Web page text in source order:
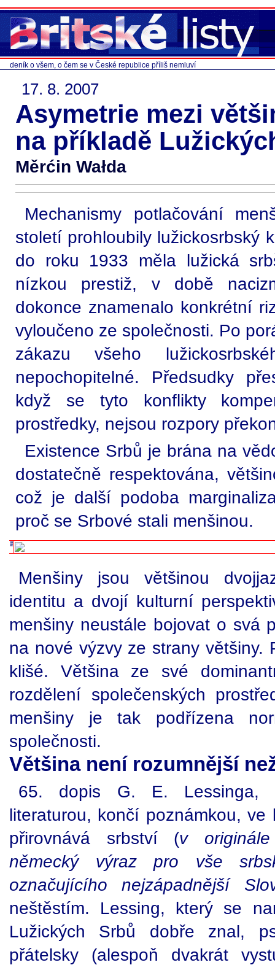
deník o všem, o čem se v České republice příliš nemluví
17. 8. 2007
Asymetrie mezi
na příkladě
Měrćin Wałda
Mechanismy potlačování
století prohloubily lužickosrbský
do roku 1933 měla lužická
nízkou prestiž, v době
dokonce znamenalo konkrétní
vyloučeno ze společnosti. Po
zákazu všeho
nepochopitelné. Předsudky
když se tyto konflikty
prostředky, nejsou rozpory
Existence Srbů je brána na
dostatečně respektována,
což je další podoba
proč se Srbové stali menšinou.
Menšiny jsou většinou
identitu a dvojí kulturní
menšiny neustále bojovat o svá
na nové výzvy ze strany většiny.
klišé. Většina ze své
rozdělení společenských
menšiny je tak podřízena
společnosti.
Většina není rozumnější
65. dopis G. E. Lessinga,
literaturou, končí poznámkou,
přirovnává srbství (v
německý výraz pro vše
označujícího nejzápadnější
neštěstím. Lessing, který se
Lužických Srbů dobře znal,
přátelsky (alespoň dvakrát